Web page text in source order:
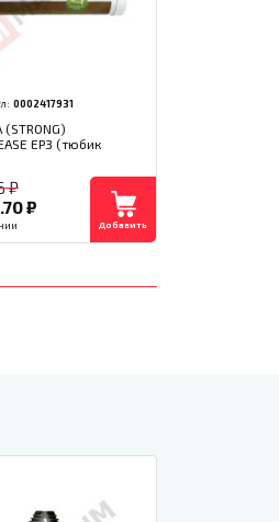
0002417931
EP3 (тюбик
₽
₽
Добавить